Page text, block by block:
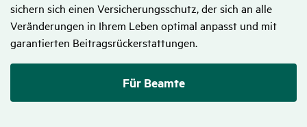
sichern sich einen Versi­che­rungs­schutz, der sich an alle
Verän­de­rungen in Ihrem Leben optimal anpasst und mit
garan­tierten Beitrags­rück­erstat­tungen.
Für Beamte